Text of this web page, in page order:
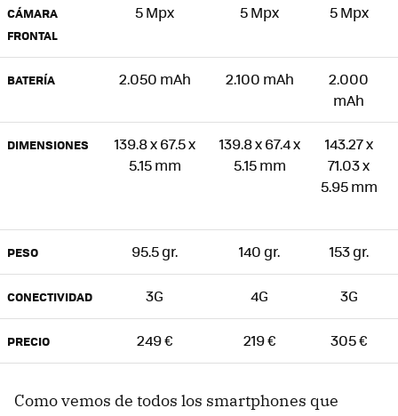
CÁMARA
FRONTAL
5 Mpx 5 Mpx 5 Mpx
BATERÍA 2.050 mAh 2.100 mAh
2.000
mAh
DIMENSIONES
139.8 x 67.5 x
5.15 mm
139.8 x 67.4 x
5.15 mm
143.27 x
71.03 x
5.95 mm
PESO 95.5 gr. 140 gr. 153 gr.
CONECTIVIDAD 3G 4G 3G
PRECIO 249 € 219 € 305 €
Como vemos de todos los smartphones que